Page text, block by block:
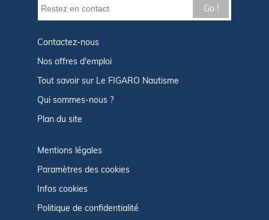
Go !
Contactez-nous
Nos offres d'emploi
Tout savoir sur Le FIGARO Nautisme
Qui sommes-nous ?
Plan du site
Mentions légales
Paramètres des cookies
Infos cookies
Politique de confidentialité